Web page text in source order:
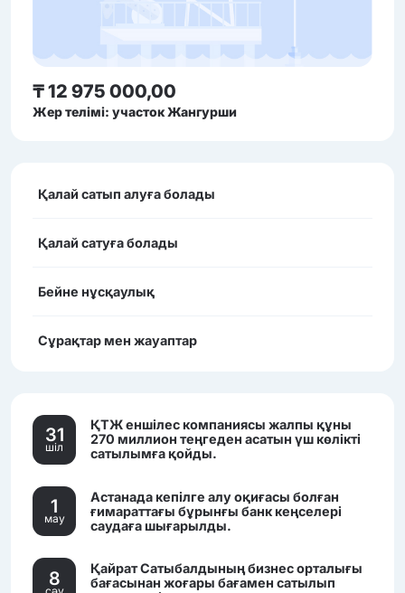
₸ 12 975 000,00
Жер телімі: участок Жангурши
Қалай сатып алуға болады
Қалай сатуға болады
Бейне нұсқаулық
Сұрақтар мен жауаптар
31
шiл
ҚТЖ еншілес компаниясы жалпы құны
270 миллион теңгеден асатын үш көлікті
сатылымға қойды.
1
мау
Астанада кепілге алу оқиғасы болған
ғимараттағы бұрынғы банк кеңселері
саудаға шығарылды.
8
Қайрат Сатыбалдының бизнес орталығы
бағасынан жоғары бағамен сатылып